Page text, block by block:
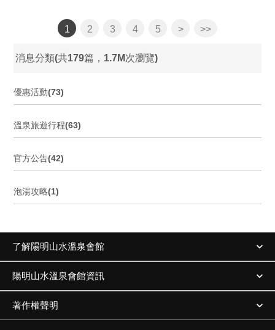
1 2 3 4 5 > >>
消息分類(共179篇，1.7M次瀏覽)
優惠活動(73)
溫泉旅遊行程(63)
官方公告(42)
泡湯攻略(1)
了解陽明山水溫泉會館
陽明山水溫泉會館資訊
著作權聲明